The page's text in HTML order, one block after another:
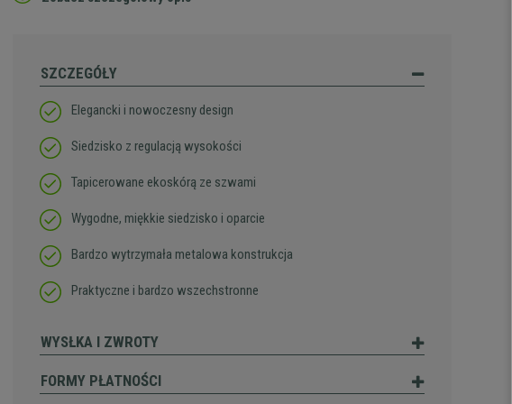
SZCZEGÓŁY
Elegancki i nowoczesny design
Siedzisko z regulacją wysokości
Tapicerowane ekoskórą ze szwami
Wygodne, miękkie siedzisko i oparcie
Bardzo wytrzymała metalowa konstrukcja
Praktyczne i bardzo wszechstronne
WYSŁKA I ZWROTY
FORMY PŁATNOŚCI